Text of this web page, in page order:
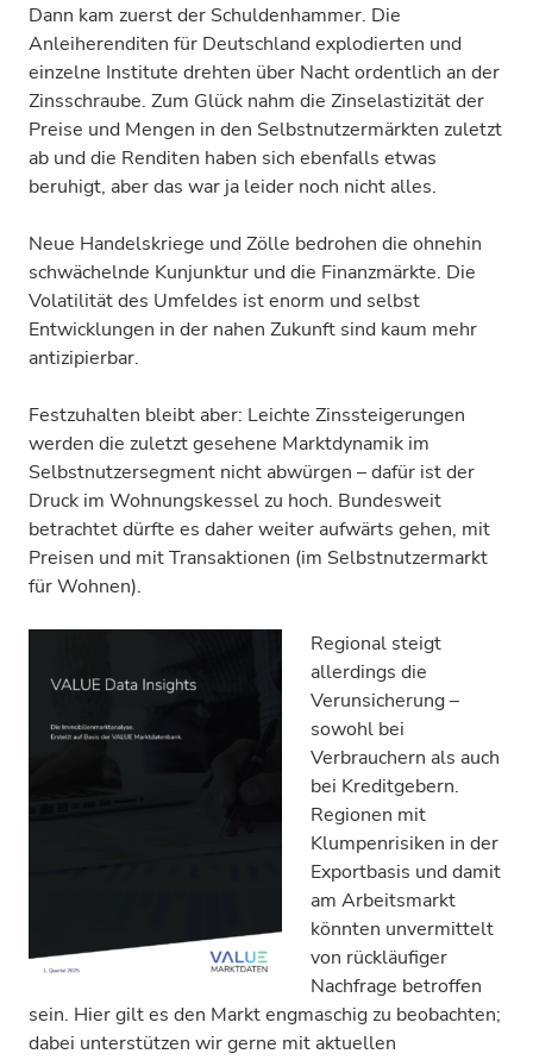
Dann kam zuerst der Schuldenhammer. Die
Anleiherenditen für Deutschland explodierten und
einzelne Institute drehten über Nacht ordentlich an der
Zinsschraube. Zum Glück nahm die Zinselastizität der
Preise und Mengen in den Selbstnutzermärkten zuletzt
ab und die Renditen haben sich ebenfalls etwas
beruhigt, aber das war ja leider noch nicht alles.
Neue Handelskriege und Zölle bedrohen die ohnehin
schwächelnde Kunjunktur und die Finanzmärkte. Die
Volatilität des Umfeldes ist enorm und selbst
Entwicklungen in der nahen Zukunft sind kaum mehr
antizipierbar.
Festzuhalten bleibt aber: Leichte Zinssteigerungen
werden die zuletzt gesehene Marktdynamik im
Selbstnutzersegment nicht abwürgen – dafür ist der
Druck im Wohnungskessel zu hoch. Bundesweit
betrachtet dürfte es daher weiter aufwärts gehen, mit
Preisen und mit Transaktionen (im Selbstnutzermarkt
für Wohnen).
Regional steigt
allerdings die
Verunsicherung –
sowohl bei
Verbrauchern als auch
bei Kreditgebern.
Regionen mit
Klumpenrisiken in der
Exportbasis und damit
am Arbeitsmarkt
könnten unvermittelt
von rückläufiger
Nachfrage betroffen
sein. Hier gilt es den Markt engmaschig zu beobachten;
dabei unterstützen wir gerne mit aktuellen